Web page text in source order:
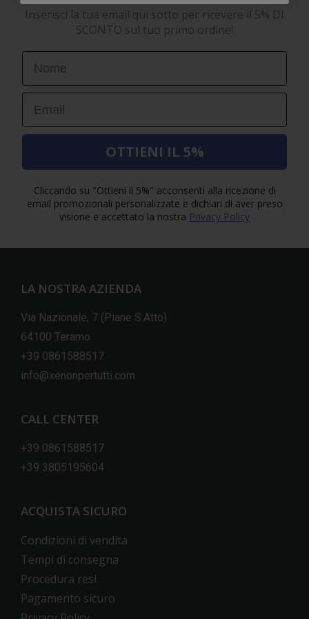
Inserisci la tua email qui sotto per ricevere il 5% DI
SCONTO sul tuo primo ordine!
First Name
Email
OTTIENI IL 5%
Cliccando su "Ottieni il 5%" acconsenti alla ricezione di
email promozionali personalizzate e dichiari di aver preso
visione e accettato la nostra Privacy Policy
LA NOSTRA AZIENDA
Via Nazionale, 7 (Piane S.Atto)
64100 Teramo
+39 0861588517
info@xenonpertutti.com
CALL CENTER
+39 0861588517
+39 3805195604
ACQUISTA SICURO
Condizioni di vendita
Tempi di consegna
Procedura resi
Pagamento sicuro